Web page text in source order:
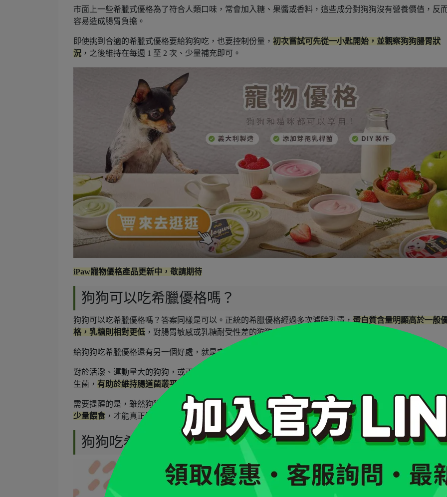
市面上一些希臘式優格為了符合人類口味，常會加入糖、果醬或香料，這些成分對狗狗沒有營養價值，反
容易造成腸胃負擔。
即使挑到合適的希臘式優格要給狗狗吃，也要控制份量， 初次嘗試可先從一小匙開始，並觀察狗狗腸胃狀
況 ，之後維持在每週 1 至 2 次、少量補充即可。
iPaw寵物優格產品更新中，敬請期待
狗狗可以吃希臘優格嗎？
狗狗可以吃希臘優格嗎？答案同樣是可以。正統的希臘優格經過多次濾除乳清，蛋白質含量明顯高於一般
格，乳糖則相對更低 ，對腸胃敏感或乳糖耐受性差的狗狗來說，比較不容易引起腹瀉。
給狗狗吃希臘優格還有另一個好處，就是它的高蛋白質特色。
對於活潑、運動量大的狗狗，或正處於成長期、恢復期的毛孩，都能提供額外的營養補充；再加上其中的
生菌， 有助於維持腸道菌叢平衡，讓腸胃功能更穩定
需要提醒的是，雖然狗狗可以吃希臘優格，但它始終屬於零食性質，不能取代主食，
建議控制在每週 1～2
少量餵食 ，才能真正發揮加分效果。
狗狗吃希臘式優格、希臘優格有哪些好處？